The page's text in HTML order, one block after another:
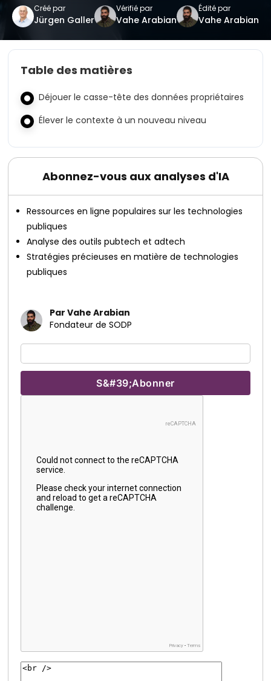
Créé par
Jürgen Galler
Vérifié par
Vahe Arabian
Édité par
Vahe Arabian
Table des matières
Déjouer le casse-tête des données propriétaires
Élever le contexte à un nouveau niveau
Abonnez-vous aux analyses d'IA
Ressources en ligne populaires sur les technologies
publiques
Analyse des outils pubtech et adtech
Stratégies précieuses en matière de technologies
publiques
Par Vahe Arabian
Fondateur de SODP